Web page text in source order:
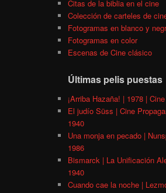
Citas de la biblia en el cine
Colección de carteles de
Fotogramas en blanco y
Fotogramas en color
Escenas de Cine clásico
Últimas pelis puestas
¡Arriba Hazaña! | 1978 |
El judío Süss | Cine
1940
Una monja en pecado |
1986
Bismarck | La Unificación
1940
Cuando cae la noche |